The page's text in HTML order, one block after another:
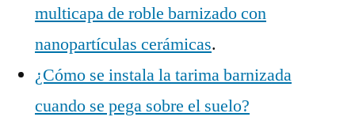
multicapa de roble barnizado con
nanopartículas cerámicas.
¿Cómo se instala la tarima barnizada
cuando se pega sobre el suelo?